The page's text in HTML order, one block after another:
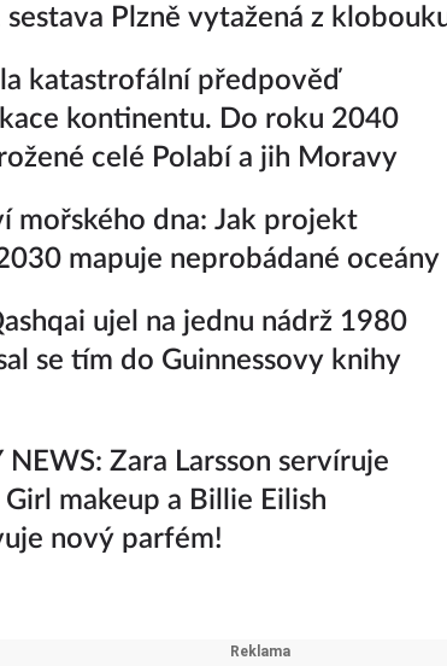
Plzně vytažená z
katastrofální předpověď
kontinentu. Do roku 2040
celé Polabí a jih Moravy
mořského dna: Jak projekt
mapuje neprobádané oceány
ujel na jednu nádrž 1980
se tím do Guinnessovy knihy
NEWS: Zara Larsson servíruje
makeup a Billie Eilish
nový parfém!